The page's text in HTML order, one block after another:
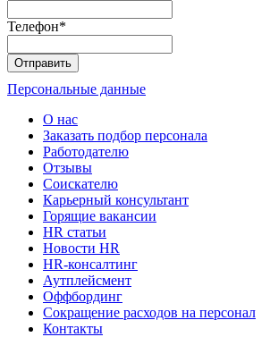
Телефон*
Персональные данные
О нас
Заказать подбор персонала
Работодателю
Отзывы
Соискателю
Карьерный консультант
Горящие вакансии
HR статьи
Новости HR
HR-консалтинг
Аутплейсмент
Оффбординг
Сокращение расходов на персонал
Контакты